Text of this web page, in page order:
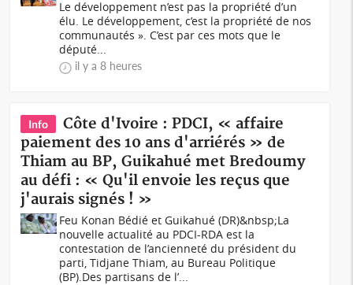
Le développement n’est pas la propriété d’un
élu. Le développement, c’est la propriété de nos
communautés ». C’est par ces mots que le
député...
il y a 8 heures
Info
Côte d'Ivoire : PDCI, « affaire
paiement des 10 ans d'arriérés » de
Thiam au BP, Guikahué met Bredoumy
au défi : « Qu'il envoie les reçus que
j'aurais signés ! »
Feu Konan Bédié et Guikahué (DR)&nbsp;La
nouvelle actualité au PDCI-RDA est la
contestation de l’ancienneté du président du
parti, Tidjane Thiam, au Bureau Politique
(BP).Des partisans de l’...